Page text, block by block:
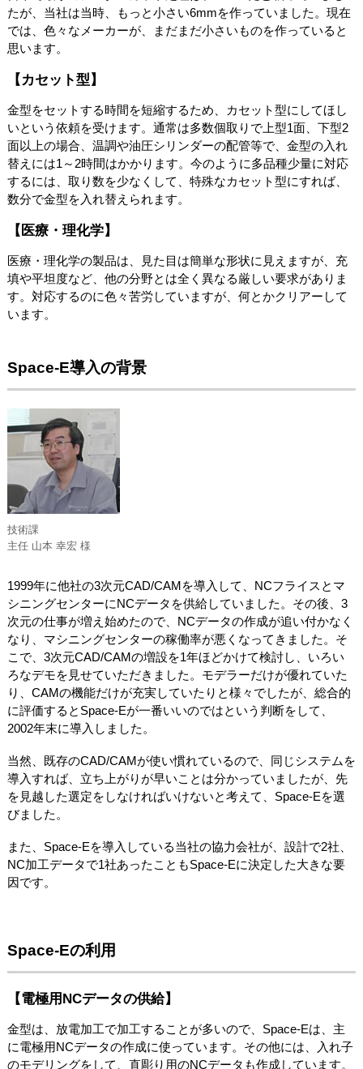
たが、当社は当時、もっと小さい6mmを作っていました。現在
では、色々なメーカーが、まだまだ小さいものを作っていると
思います。
【カセット型】
金型をセットする時間を短縮するため、カセット型にしてほし
いという依頼を受けます。通常は多数個取りで上型1面、下型2
面以上の場合、温調や油圧シリンダーの配管等で、金型の入れ
替えには1～2時間はかかります。今のように多品種少量に対応
するには、取り数を少なくして、特殊なカセット型にすれば、
数分で金型を入れ替えられます。
【医療・理化学】
医療・理化学の製品は、見た目は簡単な形状に見えますが、充
填や平坦度など、他の分野とは全く異なる厳しい要求がありま
す。対応するのに色々苦労していますが、何とかクリアーして
います。
Space-E導入の背景
技術課
主任 山本 幸宏 様
1999年に他社の3次元CAD/CAMを導入して、NCフライスとマ
シニングセンターにNCデータを供給していました。その後、3
次元の仕事が増え始めたので、NCデータの作成が追い付かなく
なり、マシニングセンターの稼働率が悪くなってきました。そ
こで、3次元CAD/CAMの増設を1年ほどかけて検討し、いろい
ろなデモを見せていただきました。モデラーだけが優れていた
り、CAMの機能だけが充実していたりと様々でしたが、総合的
に評価するとSpace-Eが一番いいのではという判断をして、
2002年末に導入しました。
当然、既存のCAD/CAMが使い慣れているので、同じシステムを
導入すれば、立ち上がりが早いことは分かっていましたが、先
を見越した選定をしなければいけないと考えて、Space-Eを選
びました。
また、Space-Eを導入している当社の協力会社が、設計で2社、
NC加工データで1社あったこともSpace-Eに決定した大きな要
因です。
Space-Eの利用
【電極用NCデータの供給】
金型は、放電加工で加工することが多いので、Space-Eは、主
に電極用NCデータの作成に使っています。その他には、入れ子
のモデリングをして、直彫り用のNCデータも作成しています。